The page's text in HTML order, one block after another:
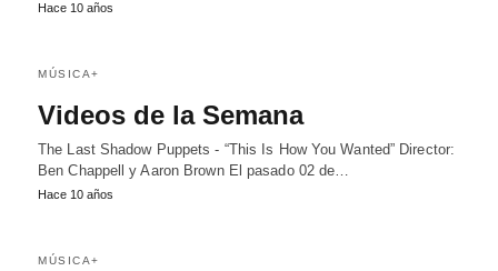
Hace 10 años
MÚSICA+
Videos de la Semana
The Last Shadow Puppets - “This Is How You Wanted” Director:
Ben Chappell y Aaron Brown El pasado 02 de…
Hace 10 años
MÚSICA+